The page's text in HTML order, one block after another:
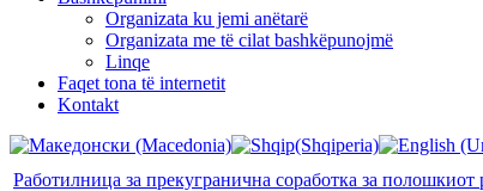
Organizata ku jemi anëtarë
Organizata me të cilat bashkëpunojmë
Linqe
Faqet tona të internetit
Kontakt
Работилница за прекугранична соработка за полошкиот